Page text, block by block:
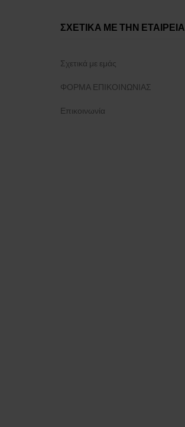
ΣΧΕΤΙΚΑ ΜΕ ΤΗΝ ΕΤΑΙΡΕΙΑ
Σχετικά με εμάς
ΦΟΡΜΑ ΕΠΙΚΟΙΝΩΝΙΑΣ
Επικοινωνία